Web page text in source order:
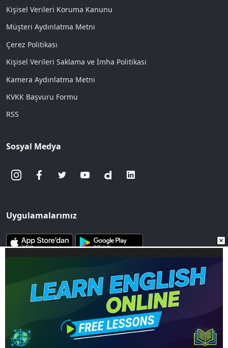
Kişisel Verileri Koruma Kanunu
Müşteri Aydınlatma Metni
Çerez Politikası
Kişisel Verileri Saklama ve İmha Politikası
Kamera Aydınlatma Metni
KVKK Başvuru Formu
RSS
Sosyal Medya
Uygulamalarımız
www.sozcu.com.tr internet sitesinde yayınlanan yazı, haber ve
fotoğrafların her türlü telif hakkı Mega Ajans ve Rek. Tic. A.Ş'ye
aittir. İzin alınmadan, kaynak gösterilerek dahi
Copyright © 2023 - Tüm hakları saklıdır. Mega Ajans ve Rek.
Tic. A.Ş.